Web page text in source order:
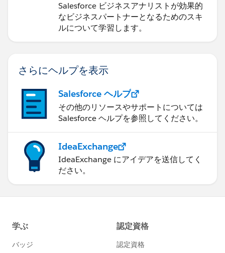
Salesforce ビジネスアナリストが効果的
なビジネスパートナーとなるためのスキ
ルについて学習します。
さらにヘルプを表示
Salesforce ヘルプ
その他のリソースやサポートについては
Salesforce ヘルプを参照してください。
IdeaExchange
IdeaExchange にアイデアを送信してく
ださい。